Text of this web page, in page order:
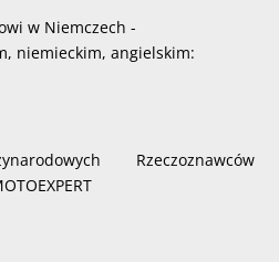
w Niemczech -
niemieckim, angielskim:
Rzeczoznawców